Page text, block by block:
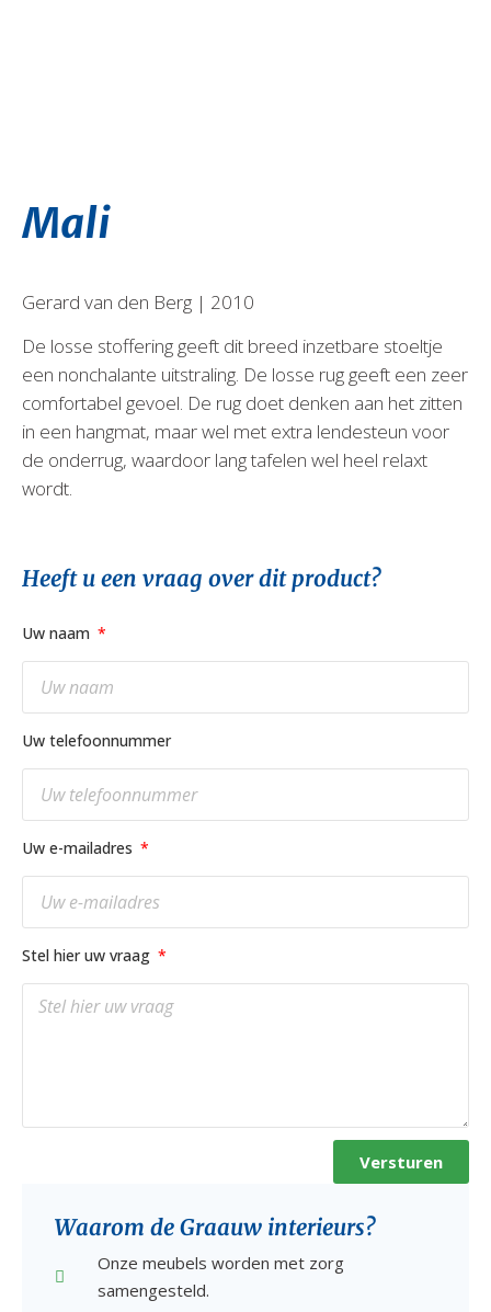
Mali
Gerard van den Berg | 2010
De losse stoffering geeft dit breed inzetbare stoeltje
een nonchalante uitstraling. De losse rug geeft een zeer
comfortabel gevoel. De rug doet denken aan het zitten
in een hangmat, maar wel met extra lendesteun voor
de onderrug, waardoor lang tafelen wel heel relaxt
wordt.
Heeft u een vraag over dit product?
Uw naam
Uw telefoonnummer
Uw e-mailadres
Stel hier uw vraag
Versturen
Waarom de Graauw interieurs?
Onze meubels worden met zorg
samengesteld.